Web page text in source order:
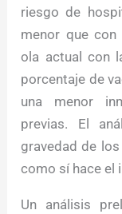
riesgo de
menor que
ola actual con
porcentaje de
una menor
previas. El
gravedad de
como sí hace el
Un análisis